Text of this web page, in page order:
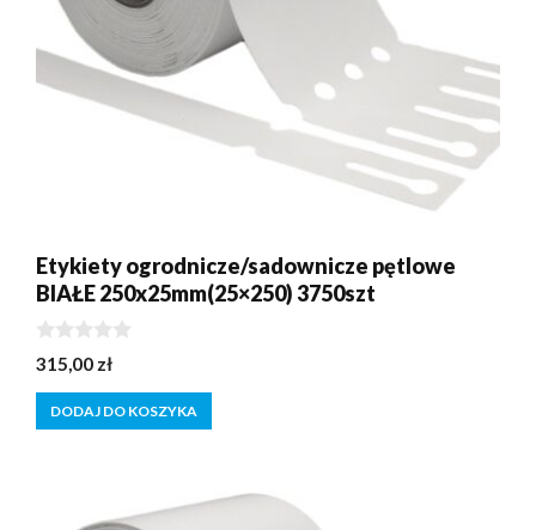
Etykiety ogrodnicze/sadownicze pętlowe
BIAŁE 250x25mm(25×250) 3750szt
0
z
5
315,00 zł
DODAJ DO KOSZYKA